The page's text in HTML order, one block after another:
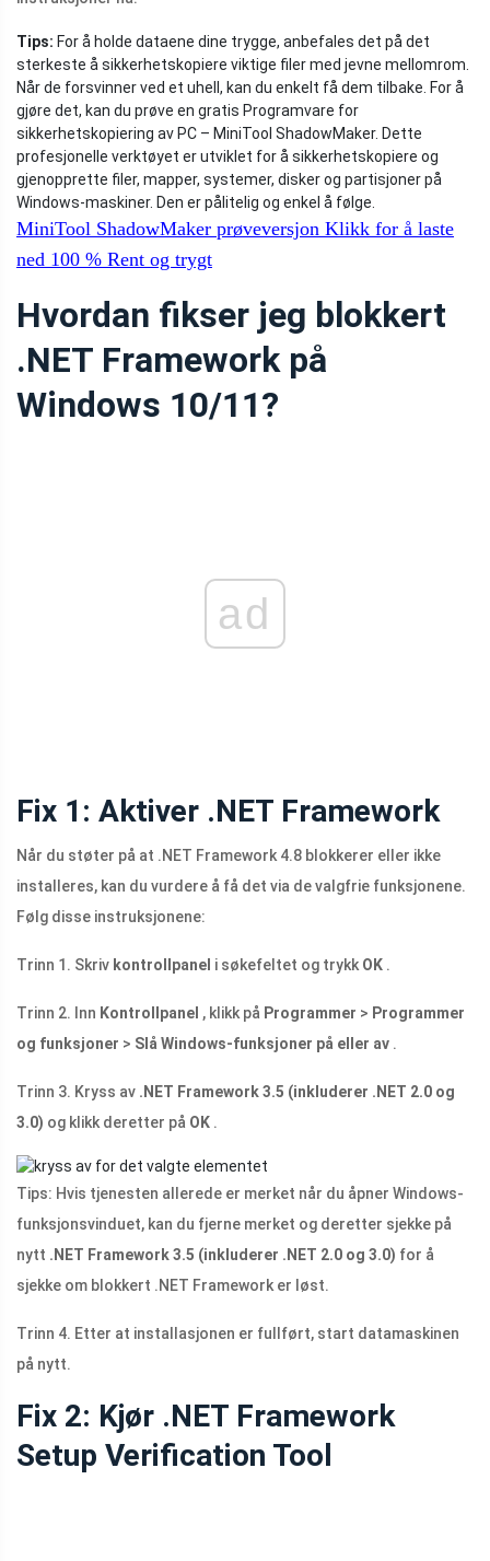
Tips: For å holde dataene dine trygge, anbefales det på det
sterkeste å sikkerhetskopiere viktige filer med jevne mellomrom.
Når de forsvinner ved et uhell, kan du enkelt få dem tilbake. For å
gjøre det, kan du prøve en gratis Programvare for
sikkerhetskopiering av PC – MiniTool ShadowMaker. Dette
profesjonelle verktøyet er utviklet for å sikkerhetskopiere og
gjenopprette filer, mapper, systemer, disker og partisjoner på
Windows-maskiner. Den er pålitelig og enkel å følge.
MiniTool ShadowMaker prøveversjon Klikk for å laste
ned 100 % Rent og trygt
Hvordan fikser jeg blokkert
.NET Framework på
Windows 10/11?
ad
Fix 1: Aktiver .NET Framework
Når du støter på at .NET Framework 4.8 blokkerer eller ikke
installeres, kan du vurdere å få det via de valgfrie funksjonene.
Følg disse instruksjonene:
Trinn 1. Skriv kontrollpanel i søkefeltet og trykk OK .
Trinn 2. Inn Kontrollpanel , klikk på Programmer > Programmer
og funksjoner > Slå Windows-funksjoner på eller av .
Trinn 3. Kryss av .NET Framework 3.5 (inkluderer .NET 2.0 og
3.0) og klikk deretter på OK .
Tips: Hvis tjenesten allerede er merket når du åpner Windows-
funksjonsvinduet, kan du fjerne merket og deretter sjekke på
nytt .NET Framework 3.5 (inkluderer .NET 2.0 og 3.0) for å
sjekke om blokkert .NET Framework er løst.
Trinn 4. Etter at installasjonen er fullført, start datamaskinen
på nytt.
Fix 2: Kjør .NET Framework
Setup Verification Tool